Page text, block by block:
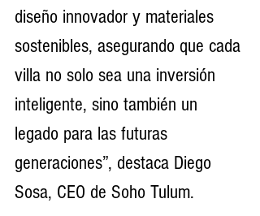
diseño innovador y materiales
sostenibles, asegurando que cada
villa no solo sea una inversión
inteligente, sino también un
legado para las futuras
generaciones”, destaca Diego
Sosa, CEO de Soho Tulum.